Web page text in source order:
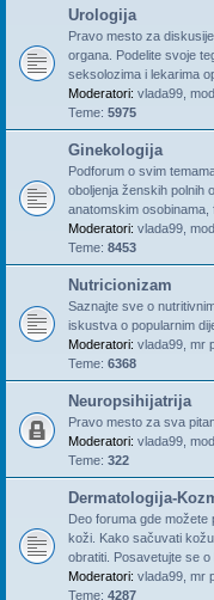
Urologija
Pravo mesto za
organa. Podelite svoje
seksolozima i lekarima
Moderatori: vlada99
Teme: 5975
Ginekologija
Podforum o svim
oboljenja ženskih polnih
anatomskim osobinama,
Moderatori: vlada99
Teme: 8453
Nutricionizam
Saznajte sve o
iskustva o popularnim
Moderatori: vlada99 mr
Teme: 6368
Neuropsihijatrija
Pravo mesto za sva
Moderatori: vlada99
Teme: 322
Dermatologija-
Deo foruma gde možete
koži. Kako sačuvati
obratiti. Posavetujte se
Moderatori: vlada99 mr
Teme: 4287